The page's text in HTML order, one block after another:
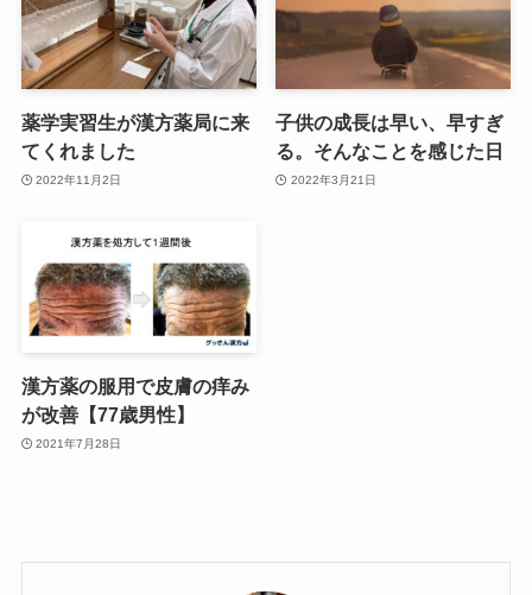
薬学実習生が漢方薬局に来
てくれました
2022年11月2日
子供の成長は早い、早すぎ
る。そんなことを感じた日
2022年3月21日
漢方薬の服用で皮膚の痒み
が改善【77歳男性】
2021年7月28日